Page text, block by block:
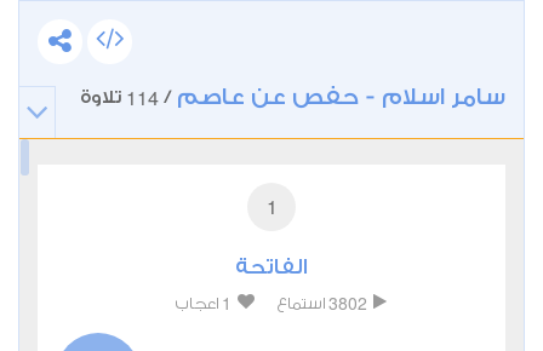
سامر اسلام - حفص عن عاصم /
114 تلاوة
1
الفاتحة
3802 استماع 1 اعجاب